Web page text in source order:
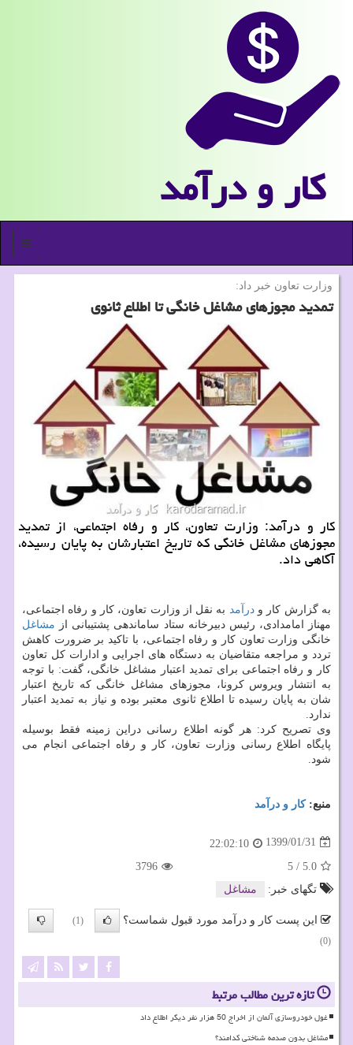
كار و درآمد
منو
وزارت تعاون خبر داد:
تمدید مجوزهای مشاغل خانگی تا اطلاع ثانوی
كار و درآمد: وزارت تعاون، كار و رفاه اجتماعی، از تمدید
مجوزهای مشاغل خانگی كه تاریخ اعتبارشان به پایان رسیده،
آگاهی داد.
به گزارش كار ودرآمد به نقل از وزارت تعاون، كار و رفاه اجتماعی،
مهناز امامدادی، رئیس دبیرخانه ستاد ساماندهی پشتیبانی از مشاغل
خانگی وزارت تعاون كار و رفاه اجتماعی، با تاكید بر ضرورت كاهش
تردد و مراجعه متقاضیان به دستگاه های اجرایی و ادارات كل تعاون
كار و رفاه اجتماعی برای تمدید اعتبار مشاغل خانگی، گفت: با توجه
به انتشار ویروس كرونا، مجوزهای مشاغل خانگی كه تاریخ اعتبار
شان به پایان رسیده تا اطلاع ثانوی معتبر بوده و نیاز به تمدید اعتبار
ندارد.
وی تصریح كرد: هر گونه اطلاع رسانی دراین زمینه فقط بوسیله
پایگاه اطلاع رسانی وزارت تعاون، كار و رفاه اجتماعی انجام می
شود.
منبع:كار و درآمد
1399/01/31
22:02:10
5.0
/
5
3796
تگهای خبر:
مشاغل
این پست کار و درآمد مورد قبول شماست؟
(1)
(0)
تازه ترین مطالب مرتبط
غول خودروسازی آلمان از اخراج 50 هزار نفر دیگر اطلاع داد
مشاغل بدون صدمه شناختی کدامند؟